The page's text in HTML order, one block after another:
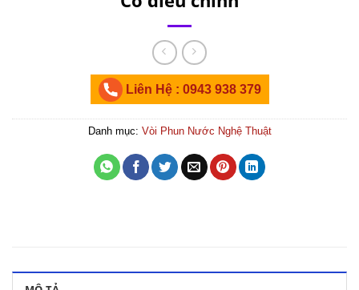
Liên Hệ : 0943 938 379
Danh mục: Vòi Phun Nước Nghệ Thuật